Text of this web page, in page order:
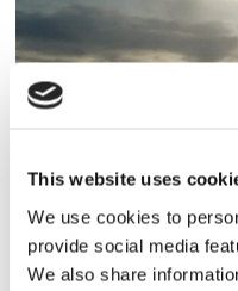
This website uses
We use cookies to
provide social media
We also share
Lars